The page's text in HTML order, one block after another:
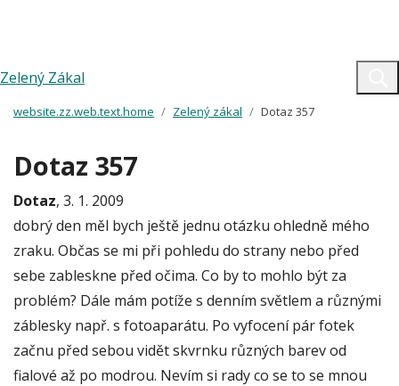
Zelený Zákal
website.zz.web.text.home Zelený zákal Dotaz 357
Dotaz 357
Dotaz, 3. 1. 2009
dobrý den měl bych ještě jednu otázku ohledně mého
zraku. Občas se mi při pohledu do strany nebo před
sebe zableskne před očima. Co by to mohlo být za
problém? Dále mám potíže s denním světlem a různými
záblesky např. s fotoaparátu. Po vyfocení pár fotek
začnu před sebou vidět skvrnku různých barev od
fialové až po modrou. Nevím si rady co se to se mnou